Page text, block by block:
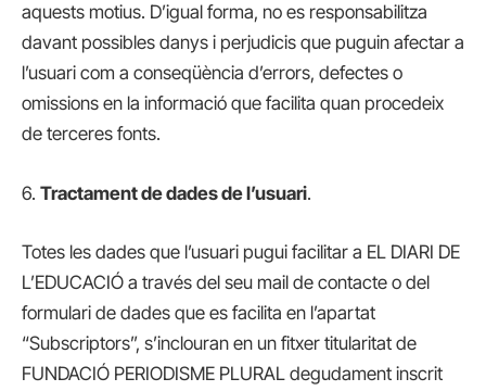
aquests motius. D’igual forma, no es responsabilitza
davant possibles danys i perjudicis que puguin afectar a
l’usuari com a conseqüència d’errors, defectes o
omissions en la informació que facilita quan procedeix
de terceres fonts.
6. Tractament de dades de l’usuari.
Totes les dades que l’usuari pugui facilitar a EL DIARI DE
L’EDUCACIÓ a través del seu mail de contacte o del
formulari de dades que es facilita en l’apartat
“Subscriptors”, s’inclouran en un fitxer titularitat de
FUNDACIÓ PERIODISME PLURAL degudament inscrit